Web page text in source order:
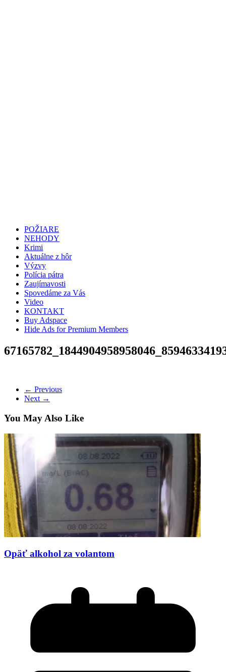
POŽIARE
NEHODY
Krimi
Aktuálne z hôr
Výzvy
Polícia pátra
Zaujímavosti
Spovedáme za Vás
Video
KONTAKT
Buy Adspace
Hide Ads for Premium Members
← Previous
Next →
You May Also Like
Opäť alkohol za volantom